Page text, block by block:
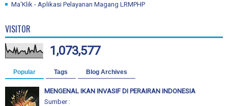
Ma'Klik - Aplikasi Pelayanan Magang LRMPHP
VISITOR
1,073,577
Popular Tags Blog Archives
MENGENAL IKAN INVASIF DI PERAIRAN INDONESIA
Sumber :